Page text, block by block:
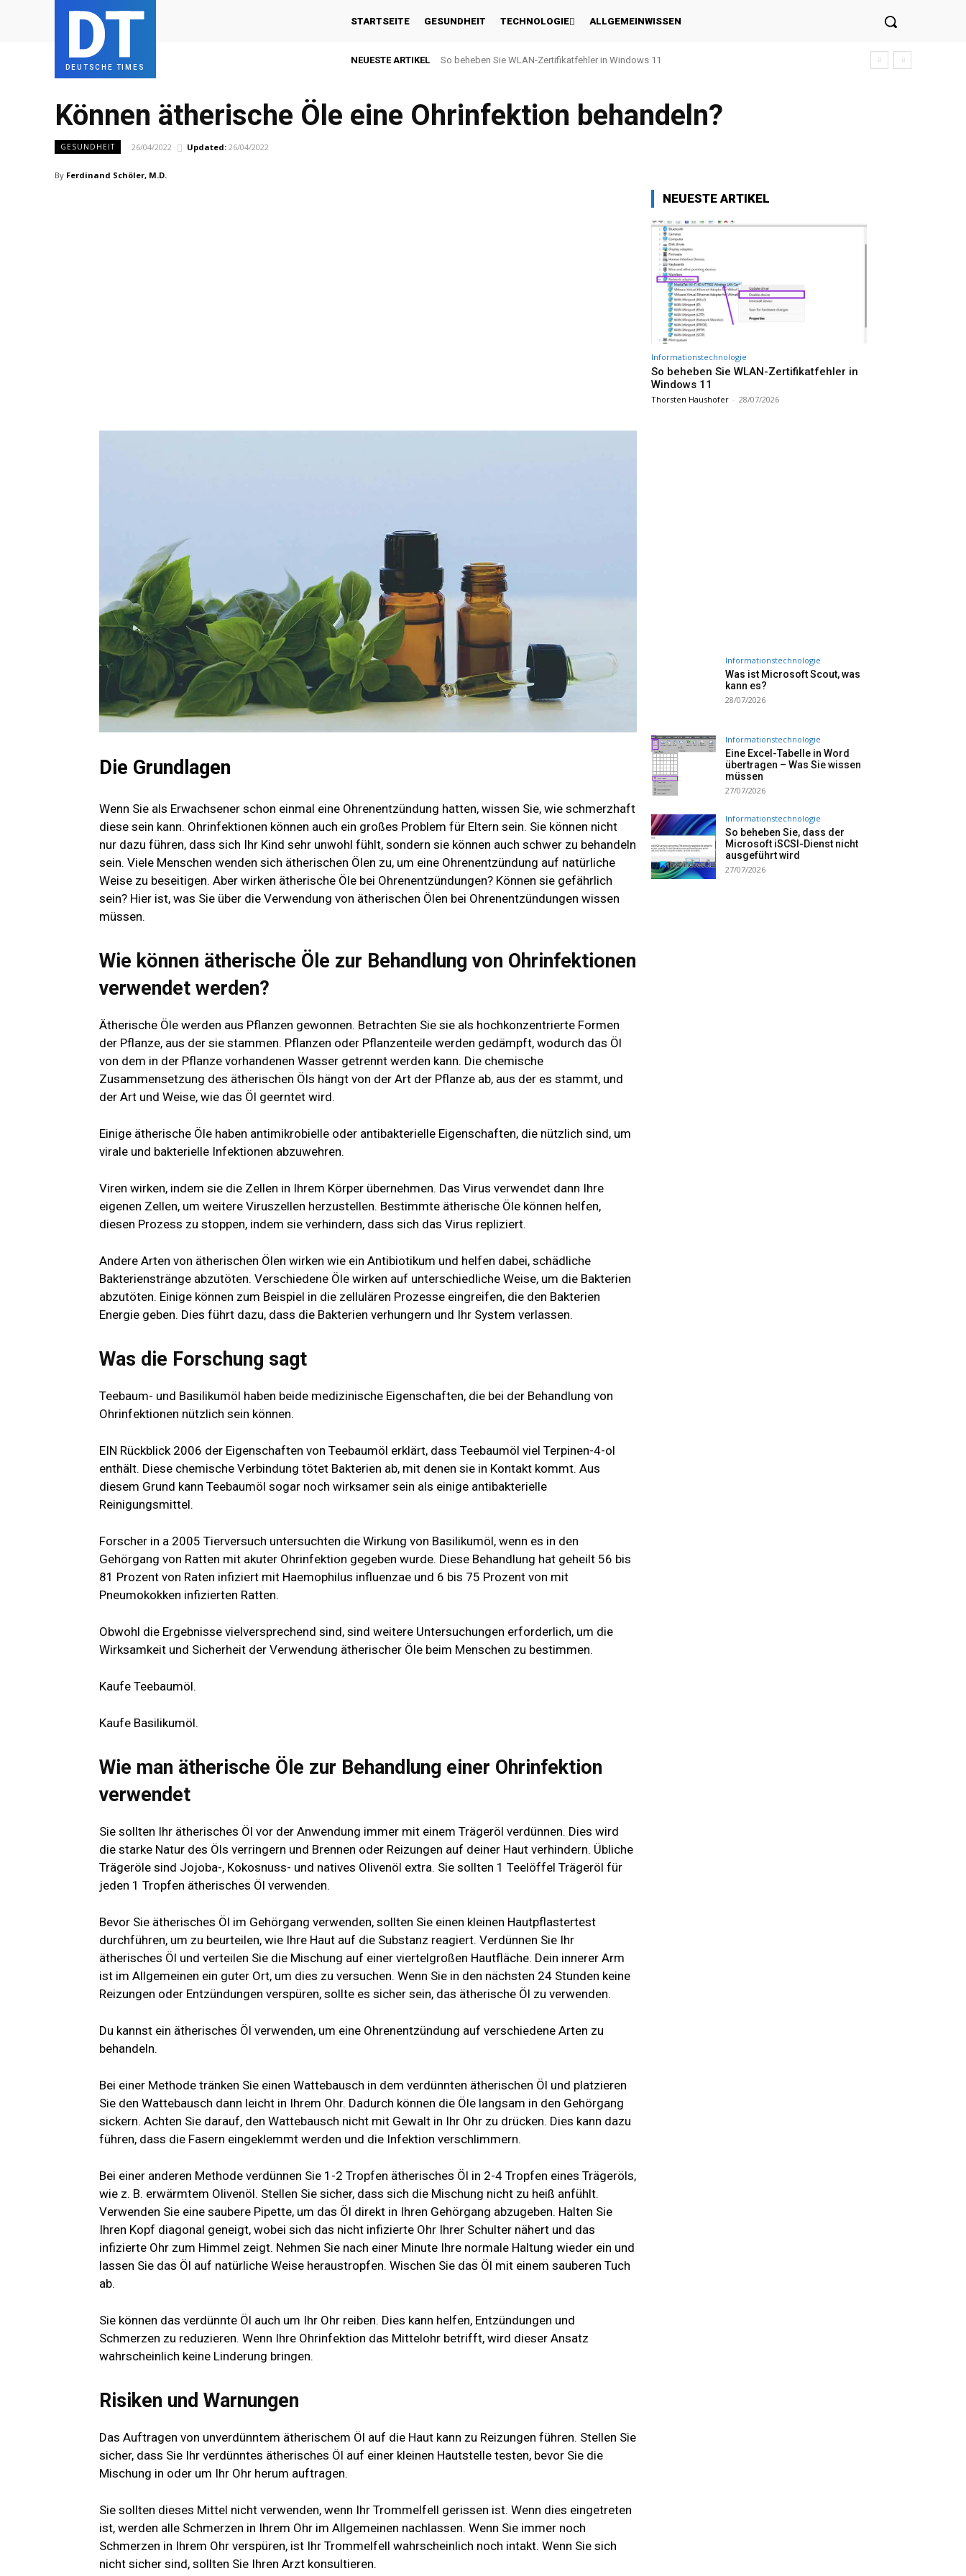
DT
DEUTSCHE TIMES
STARTSEITE GESUNDHEIT TECHNOLOGIE ALLGEMEINWISSEN
NEUESTE ARTIKEL So beheben Sie WLAN-Zertifikatfehler in Windows 11
Können ätherische Öle eine Ohrinfektion behandeln?
GESUNDHEIT 26/04/2022 Updated: 26/04/2022
By Ferdinand Schöler, M.D.
Die Grundlagen
Wenn Sie als Erwachsener schon einmal eine Ohrenentzündung hatten, wissen Sie, wie schmerzhaft
diese sein kann. Ohrinfektionen können auch ein großes Problem für Eltern sein. Sie können nicht
nur dazu führen, dass sich Ihr Kind sehr unwohl fühlt, sondern sie können auch schwer zu behandeln
sein. Viele Menschen wenden sich ätherischen Ölen zu, um eine Ohrenentzündung auf natürliche
Weise zu beseitigen. Aber wirken ätherische Öle bei Ohrenentzündungen? Können sie gefährlich
sein? Hier ist, was Sie über die Verwendung von ätherischen Ölen bei Ohrenentzündungen wissen
müssen.
Wie können ätherische Öle zur Behandlung von Ohrinfektionen
verwendet werden?
Ätherische Öle werden aus Pflanzen gewonnen. Betrachten Sie sie als hochkonzentrierte Formen
der Pflanze, aus der sie stammen. Pflanzen oder Pflanzenteile werden gedämpft, wodurch das Öl
von dem in der Pflanze vorhandenen Wasser getrennt werden kann. Die chemische
Zusammensetzung des ätherischen Öls hängt von der Art der Pflanze ab, aus der es stammt, und
der Art und Weise, wie das Öl geerntet wird.
Einige ätherische Öle haben antimikrobielle oder antibakterielle Eigenschaften, die nützlich sind, um
virale und bakterielle Infektionen abzuwehren.
Viren wirken, indem sie die Zellen in Ihrem Körper übernehmen. Das Virus verwendet dann Ihre
eigenen Zellen, um weitere Viruszellen herzustellen. Bestimmte ätherische Öle können helfen,
diesen Prozess zu stoppen, indem sie verhindern, dass sich das Virus repliziert.
Andere Arten von ätherischen Ölen wirken wie ein Antibiotikum und helfen dabei, schädliche
Bakterienstränge abzutöten. Verschiedene Öle wirken auf unterschiedliche Weise, um die Bakterien
abzutöten. Einige können zum Beispiel in die zellulären Prozesse eingreifen, die den Bakterien
Energie geben. Dies führt dazu, dass die Bakterien verhungern und Ihr System verlassen.
Was die Forschung sagt
Teebaum- und Basilikumöl haben beide medizinische Eigenschaften, die bei der Behandlung von
Ohrinfektionen nützlich sein können.
EIN Rückblick 2006 der Eigenschaften von Teebaumöl erklärt, dass Teebaumöl viel Terpinen-4-ol
enthält. Diese chemische Verbindung tötet Bakterien ab, mit denen sie in Kontakt kommt. Aus
diesem Grund kann Teebaumöl sogar noch wirksamer sein als einige antibakterielle
Reinigungsmittel.
Forscher in a 2005 Tierversuch untersuchten die Wirkung von Basilikumöl, wenn es in den
Gehörgang von Ratten mit akuter Ohrinfektion gegeben wurde. Diese Behandlung hat geheilt 56 bis
81 Prozent von Raten infiziert mit Haemophilus influenzae und 6 bis 75 Prozent von mit
Pneumokokken infizierten Ratten.
Obwohl die Ergebnisse vielversprechend sind, sind weitere Untersuchungen erforderlich, um die
Wirksamkeit und Sicherheit der Verwendung ätherischer Öle beim Menschen zu bestimmen.
Kaufe Teebaumöl.
Kaufe Basilikumöl.
Wie man ätherische Öle zur Behandlung einer Ohrinfektion
verwendet
Sie sollten Ihr ätherisches Öl vor der Anwendung immer mit einem Trägeröl verdünnen. Dies wird
die starke Natur des Öls verringern und Brennen oder Reizungen auf deiner Haut verhindern. Übliche
Trägeröle sind Jojoba-, Kokosnuss- und natives Olivenöl extra. Sie sollten 1 Teelöffel Trägeröl für
jeden 1 Tropfen ätherisches Öl verwenden.
Bevor Sie ätherisches Öl im Gehörgang verwenden, sollten Sie einen kleinen Hautpflastertest
durchführen, um zu beurteilen, wie Ihre Haut auf die Substanz reagiert. Verdünnen Sie Ihr
ätherisches Öl und verteilen Sie die Mischung auf einer viertelgroßen Hautfläche. Dein innerer Arm
ist im Allgemeinen ein guter Ort, um dies zu versuchen. Wenn Sie in den nächsten 24 Stunden keine
Reizungen oder Entzündungen verspüren, sollte es sicher sein, das ätherische Öl zu verwenden.
Du kannst ein ätherisches Öl verwenden, um eine Ohrenentzündung auf verschiedene Arten zu
behandeln.
Bei einer Methode tränken Sie einen Wattebausch in dem verdünnten ätherischen Öl und platzieren
Sie den Wattebausch dann leicht in Ihrem Ohr. Dadurch können die Öle langsam in den Gehörgang
sickern. Achten Sie darauf, den Wattebausch nicht mit Gewalt in Ihr Ohr zu drücken. Dies kann dazu
führen, dass die Fasern eingeklemmt werden und die Infektion verschlimmern.
Bei einer anderen Methode verdünnen Sie 1-2 Tropfen ätherisches Öl in 2-4 Tropfen eines Trägeröls,
wie z. B. erwärmtem Olivenöl. Stellen Sie sicher, dass sich die Mischung nicht zu heiß anfühlt.
Verwenden Sie eine saubere Pipette, um das Öl direkt in Ihren Gehörgang abzugeben. Halten Sie
Ihren Kopf diagonal geneigt, wobei sich das nicht infizierte Ohr Ihrer Schulter nähert und das
infizierte Ohr zum Himmel zeigt. Nehmen Sie nach einer Minute Ihre normale Haltung wieder ein und
lassen Sie das Öl auf natürliche Weise heraustropfen. Wischen Sie das Öl mit einem sauberen Tuch
ab.
Sie können das verdünnte Öl auch um Ihr Ohr reiben. Dies kann helfen, Entzündungen und
Schmerzen zu reduzieren. Wenn Ihre Ohrinfektion das Mittelohr betrifft, wird dieser Ansatz
wahrscheinlich keine Linderung bringen.
Risiken und Warnungen
Das Auftragen von unverdünntem ätherischem Öl auf die Haut kann zu Reizungen führen. Stellen Sie
sicher, dass Sie Ihr verdünntes ätherisches Öl auf einer kleinen Hautstelle testen, bevor Sie die
Mischung in oder um Ihr Ohr herum auftragen.
Sie sollten dieses Mittel nicht verwenden, wenn Ihr Trommelfell gerissen ist. Wenn dies eingetreten
ist, werden alle Schmerzen in Ihrem Ohr im Allgemeinen nachlassen. Wenn Sie immer noch
Schmerzen in Ihrem Ohr verspüren, ist Ihr Trommelfell wahrscheinlich noch intakt. Wenn Sie sich
nicht sicher sind, sollten Sie Ihren Arzt konsultieren.
NEUESTE ARTIKEL
Informationstechnologie
So beheben Sie WLAN-Zertifikatfehler in
Windows 11
Thorsten Haushofer - 28/07/2026
Informationstechnologie
Was ist Microsoft Scout, was
kann es?
28/07/2026
Informationstechnologie
Eine Excel-Tabelle in Word
übertragen – Was Sie wissen
müssen
27/07/2026
Informationstechnologie
So beheben Sie, dass der
Microsoft iSCSI-Dienst nicht
ausgeführt wird
27/07/2026